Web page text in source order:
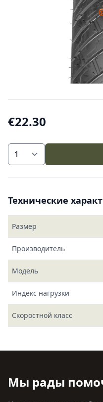
€22.30
Технические
Размер
Производитель
Модель
Индекс нагрузки
Скоростной класс
Мы рады